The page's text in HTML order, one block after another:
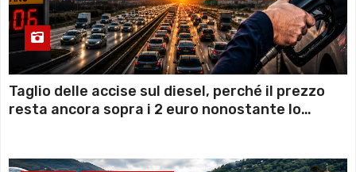
Taglio delle accise sul diesel, perché il prezzo
resta ancora sopra i 2 euro nonostante lo